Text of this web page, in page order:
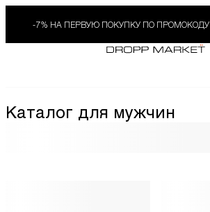
-7% НА ПЕРВУЮ ПОКУПКУ ПО ПРОМОКОДУ
Каталог для мужчин